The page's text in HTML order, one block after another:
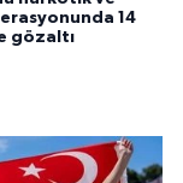
14
gözaltı